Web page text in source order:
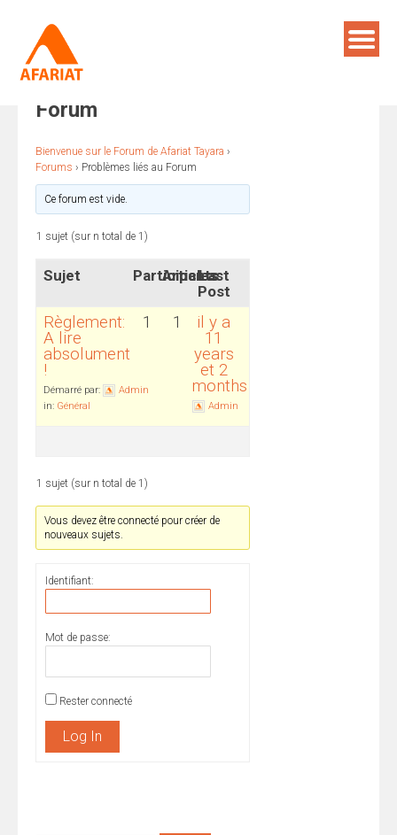
content
Problèmes liés au
Forum
Bienvenue sur le Forum de Afariat Tayara ›
Forums › Problèmes liés au Forum
Ce forum est vide.
1 sujet (sur n total de 1)
Sujet Participants
Articles
Last
Post
Règlement:
A lire
absolument
!
Démarré par:
Admin
in: Général
1 1
il y a
11
years
et 2
months
Admin
1 sujet (sur n total de 1)
Vous devez être connecté pour créer de
nouveaux sujets.
Identifiant:
Mot de passe:
Rester connecté
Log In